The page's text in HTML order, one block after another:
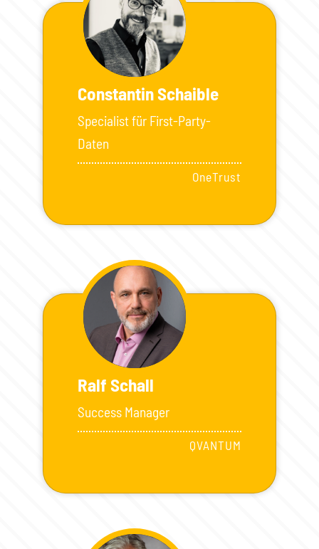
Constantin Schaible
Specialist für First-Party-
Daten
OneTrust
Ralf Schall
Success Manager
QVANTUM